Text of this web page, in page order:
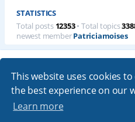
This website uses cookies
the best experience on our
Learn more
STATISTICS
Total posts 12353• Total topics
newest memberPatriciamoises
Board index